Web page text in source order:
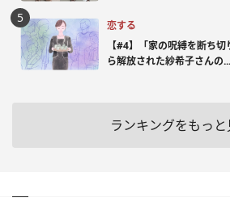
恋する
【#4】「家の呪縛を断ち
ら解放された紗希子さんの...
ランキングをもっと